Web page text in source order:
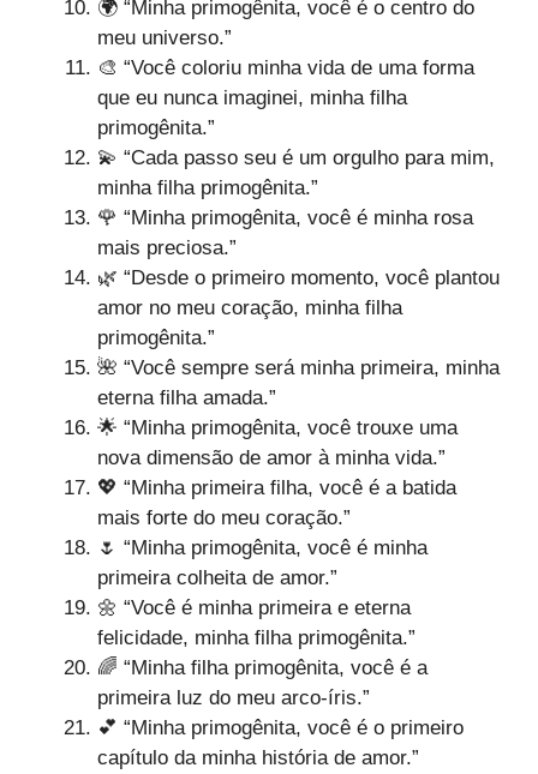
🌍 “Minha primogênita, você é o centro do
meu universo.”
🎨 “Você coloriu minha vida de uma forma
que eu nunca imaginei, minha filha
primogênita.”
💫 “Cada passo seu é um orgulho para mim,
minha filha primogênita.”
🌹 “Minha primogênita, você é minha rosa
mais preciosa.”
🌿 “Desde o primeiro momento, você plantou
amor no meu coração, minha filha
primogênita.”
🌺 “Você sempre será minha primeira, minha
eterna filha amada.”
🌟 “Minha primogênita, você trouxe uma
nova dimensão de amor à minha vida.”
💖 “Minha primeira filha, você é a batida
mais forte do meu coração.”
🌷 “Minha primogênita, você é minha
primeira colheita de amor.”
🌼 “Você é minha primeira e eterna
felicidade, minha filha primogênita.”
🌈 “Minha filha primogênita, você é a
primeira luz do meu arco-íris.”
💕 “Minha primogênita, você é o primeiro
capítulo da minha história de amor.”